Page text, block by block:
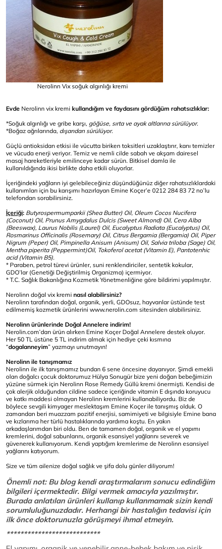
Nerolinn Vix soğuk algınlığı kremi
Evde Nerolinn vix kremi kullandığım ve faydasını gördüğüm rahatsızlıklar:
*Soğuk algınlığı ve gribe karşı, göğüse, sırta ve ayak altlarına sürülüyor.
*Boğaz ağrılarında, dışarıdan sürülüyor.
Güçlü antioksidan etkisi ile vücutta biriken toksitleri uzaklaştırır, kanı temizler
ve vücuda enerji veriyor. Temiz ve nemli cilde sabah ve akşam dairesel
masaj hareketleriyle emilinceye kadar sürün. Bitkisel damla ile
kullanıldığında ikisi birlikte daha etkili oluyorlar.
İçeriğindeki yağların iyi gelebileceğiniz düşündüğünüz diğer rahatsızlıklardaki
kullanımları için bu karışımı hazırlayan Emine Koçer’e 0212 284 83 72 no’lu
telefondan sorabilirsiniz.
İçeriği: Butyrospermumparkii (Shea Butter) Oil, Oleum Cocos Nucifera
(Coconut) Oil, Prunus Amygdalus Dulcis (Sweet Almond) Oil, Cera Alba
(Beeswax), Laurus Nobilis (Laurel) Oil, Eucalyptus Radiata (Eucalyptus) Oil,
Rosmarinus Officinalis (Rosemary) Oil, Citrus Bergamia (Bergamia) Oil, Piper
Nigrum (Peper) Oil, Pimpinella Anisum (Anisum) Oil, Salvia triloba (Sage) Oil,
Mentha piperita (Peppermint)Oil, Tokoferol acetat (Vitamin E), Pantotenhic
acid (Vitamin B5).
* Paraben, petrol türevi ürünler, suni renklendiriciler, sentetik kokular,
GDO’lar (Genetiği Değiştirilmiş Organizma) içermiyor.
* T.C. Sağlık Bakanlığına Kozmetik Yönetmenliğine göre bildirimi yapılmıştır.
Nerolinn doğal vix kremi nasıl alabilirsiniz?
Nerolinn tarafından doğal, organik, yerli, GDOsuz, hayvanlar üstünde test
edilmemiş kozmetik ürünlerini www.nerolin.com sitesinden alabilirsiniz.
Nerolinn ürünlerinde Doğal Annelere indirim!
Nerolin.com’dan ürün alırken Emine Koçer Doğal Annelere destek oluyor.
Her 50 TL üstüne 5 TL indirim almak için hediye çeki kısmına
“dogalanneyim” yazmayı unutmayın!
Nerolinn ile tanışmamız
Nerolinn ile ilk tanışmamız bundan 6 sene öncesine dayanıyor. Şimdi emekli
olan doğalcı çocuk doktorumuz Hülya Sonugür bize yeni doğan bebeğimizin
yüzüne sürmek için Nerolinn Rose Remedy Güllü kremi önermişti. Kendisi de
çok alerjik olduğundan cildine sadece içeriğinde vitamin E dışında koruyucu
ve katkı maddesi olmayan Nerolinn kremlerini kullanabiliyordu. Biz de
böylece sevgili kimyager meslektaşım Emine Koçer ile tanışmış olduk. O
zamandan beri muazzam pozitif enerjisi, samimiyeti ve bilgisiyle Emine bana
ve kızlarıma her türlü hastalıklarında yardıma koştu. En yakın
arkadaşlarımdan biri oldu. Ben de tamamen doğal, organik ve el yapımı
kremlerini, doğal sabunlarını, organik esansiyel yağlarını severek ve
güvenerek kullanıyorum. Kendi yaptığım kremlerime de Nerolinn esansiyel
yağlarını katıyorum.
Size ve tüm ailenize doğal sağlık ve şifa dolu günler diliyorum!
Önemli not: Bu blog kendi araştırmalarım sonucu edindiğim
bilgileri içermektedir. Bilgi vermek amacıyla yazılmıştır.
Burada anlatılan ürünleri kullanıp kullanmamak sizin kendi
sorumluluğunuzdadır. Herhangi bir hastalığın tedavisi için
ilk önce doktorunuzla görüşmeyi ihmal etmeyin.
***************************